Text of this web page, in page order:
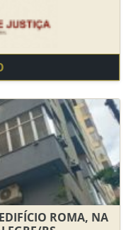
ROMA, NA